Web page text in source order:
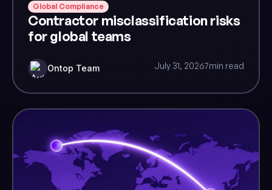
Global Compliance
Contractor misclassification risks
for global teams
Ontop Team July 31, 20267min read